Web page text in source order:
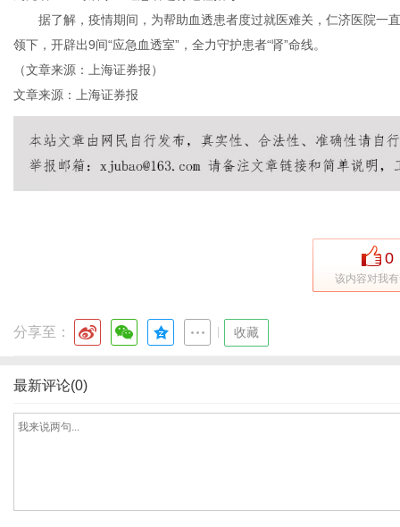
据了解，疫情期间，为帮助血透患者度过就医难关，仁济医院一
领下，开辟出9间“应急血透室”，全力守护患者“肾”命线。
（文章来源：上海证券报）
文章来源：上海证券报
0
该内容对我
分享至： 收藏
最新评论(0)